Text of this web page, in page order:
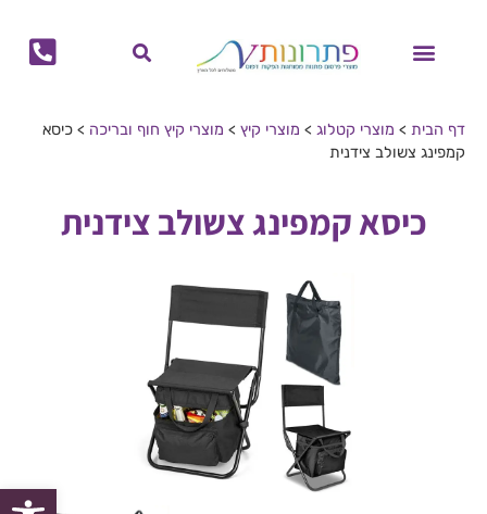
דף הבית > מוצרי קטלוג > מוצרי קיץ > מוצרי קיץ חוף ובריכה > כיסא
קמפינג צשולב צידנית
כיסא קמפינג צשולב צידנית
פתח